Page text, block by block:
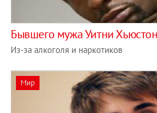
Бывшего мужа Уитни
Из-за алкоголя и наркотиков
Мир